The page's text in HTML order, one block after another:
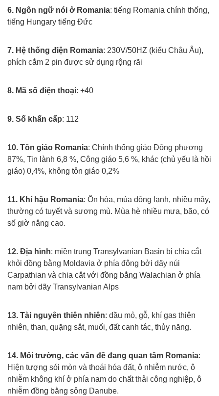
6. Ngôn ngữ nói ở Romania: tiếng Romania chính thống,
tiếng Hungary tiếng Đức
7. Hệ thống điện Romania: 230V/50HZ (kiểu Châu Âu),
phích cắm 2 pin được sử dụng rộng rãi
8. Mã số điện thoại: +40
9. Số khẩn cấp: 112
10. Tôn giáo Romania: Chính thống giáo Đông phương
87%, Tin lành 6,8 %, Công giáo 5,6 %, khác (chủ yếu là hồi
giáo) 0,4%, không tôn giáo 0,2%
11. Khí hậu Romania: Ôn hòa, mùa đông lạnh, nhiều mây,
thường có tuyết và sương mù. Mùa hè nhiều mưa, bão, có
số giờ nắng cao.
12. Địa hình: miền trung Transylvanian Basin bị chia cắt
khỏi đồng bằng Moldavia ở phía đông bởi dãy núi
Carpathian và chia cắt với đồng bằng Walachian ở phía
nam bởi dãy Transylvanian Alps
13. Tài nguyên thiên nhiên: dầu mỏ, gỗ, khí gas thiên
nhiên, than, quặng sắt, muối, đất canh tác, thủy năng.
14. Môi trường, các vấn đề đang quan tâm Romania:
Hiện tượng sói mòn và thoái hóa đất, ô nhiễm nước, ô
nhiễm không khí ở phía nam do chất thải công nghiệp, ô
nhiễm đồng bằng sông Danube.